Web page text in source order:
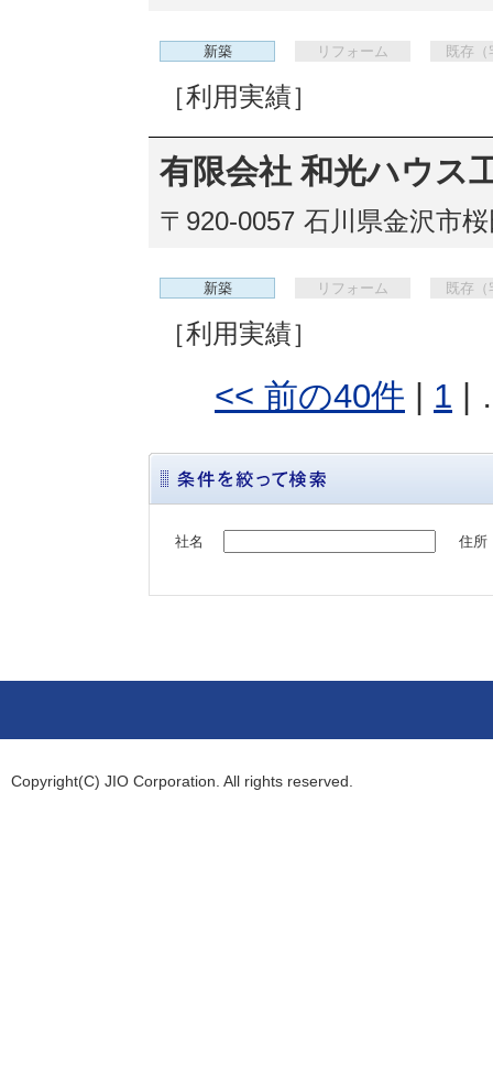
新築 リフォーム 既存（
［利用実績］
有限会社 和光ハウス
〒920-0057 石川県金沢市
新築 リフォーム 既存（
［利用実績］
<< 前の40件 1 |
社名 住所
Copyright(C) JIO Corporation. All rights reserved.